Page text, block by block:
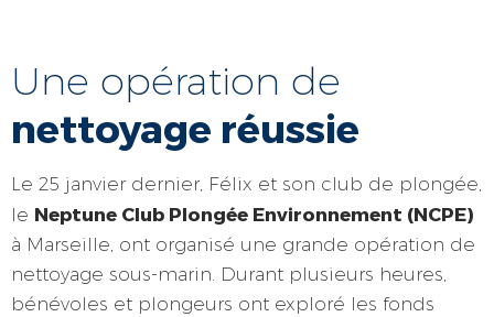
Une opération de
nettoyage réussie
Le 25 janvier dernier, Félix et son club de plongée,
le Neptune Club Plongée Environnement (NCPE)
à Marseille, ont organisé une grande opération de
nettoyage sous-marin. Durant plusieurs heures,
bénévoles et plongeurs ont exploré les fonds